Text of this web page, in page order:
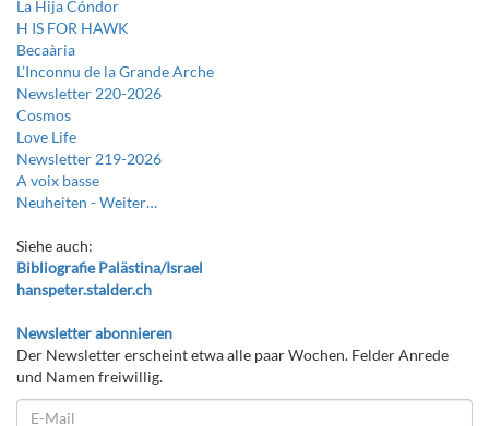
La Hija Cóndor
H IS FOR HAWK
Becaària
L’Inconnu de la Grande Arche
Newsletter 220-2026
Cosmos
Love Life
Newsletter 219-2026
A voix basse
Neuheiten -Weiter…
Siehe auch:
Bibliografie Palästina/Israel
hanspeter.stalder.ch
Newsletter abonnieren
Der Newsletter erscheint etwa alle paar Wochen. Felder Anrede
und Namen freiwillig.